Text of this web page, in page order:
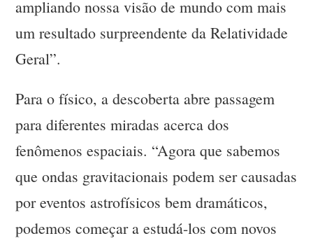
ampliando nossa visão de mundo com mais
um resultado surpreendente da Relatividade
Geral”.
Para o físico, a descoberta abre passagem
para diferentes miradas acerca dos
fenômenos espaciais. “Agora que sabemos
que ondas gravitacionais podem ser causadas
por eventos astrofísicos bem dramáticos,
podemos começar a estudá-los com novos